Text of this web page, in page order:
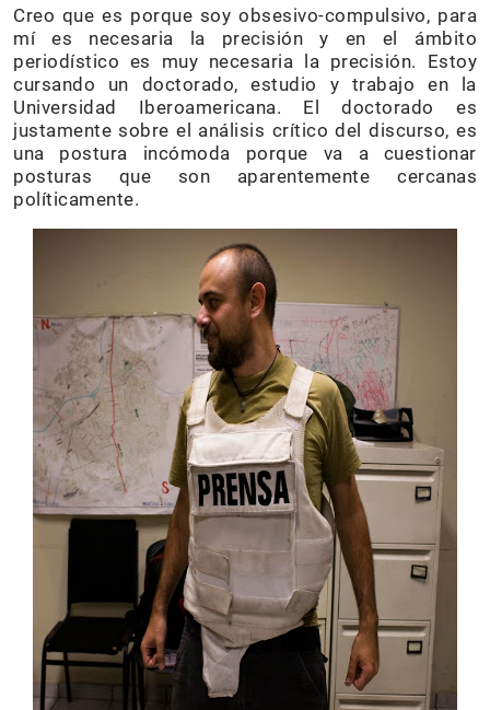
Creo que es porque soy obsesivo-compulsivo, para
mí es necesaria la precisión y en el ámbito
periodístico es muy necesaria la precisión. Estoy
cursando un doctorado, estudio y trabajo en la
Universidad Iberoamericana. El doctorado es
justamente sobre el análisis crítico del discurso, es
una postura incómoda porque va a cuestionar
posturas que son aparentemente cercanas
políticamente.